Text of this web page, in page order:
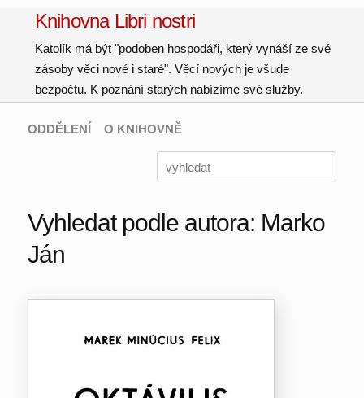
Knihovna Libri nostri
Katolík má být "podoben hospodáři, který vynáší ze své
zásoby věci nové i staré". Věcí nových je všude
bezpočtu. K poznání starých nabízíme své služby.
ODDĚLENÍ O KNIHOVNĚ
Vyhledat podle autora: Marko
Ján